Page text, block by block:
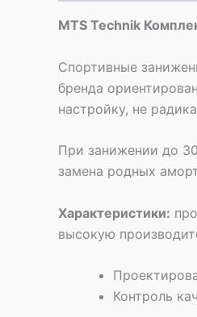
MTS Technik
Спортивные
бренда
настройку, не
При занижении до
замена родных
Характеристики:
высокую
Контроль